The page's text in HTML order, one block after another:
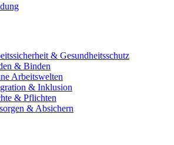
& Gesundheitsschutz
& Binden
Arbeitswelten
& Inklusion
& Pflichten
& Absichern